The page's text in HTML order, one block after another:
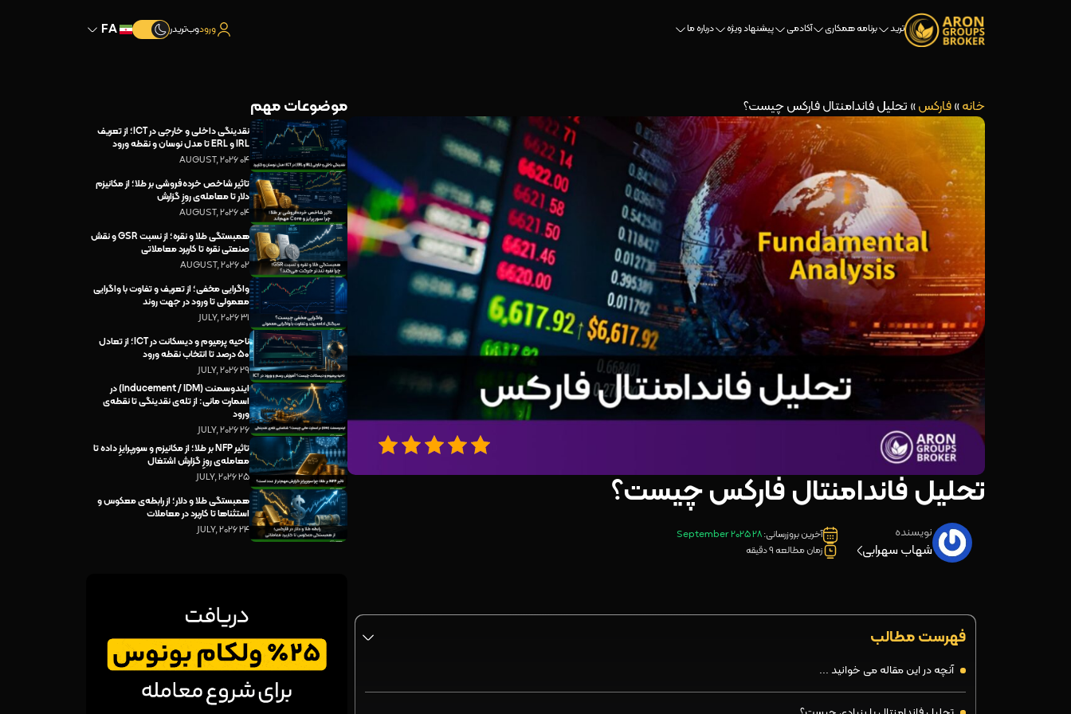
ترید برنامه همکاری آکادمی پیشنهاد ویژه درباره ما ورودوب‌تریدر
خانه»فارکس» تحلیل فاندامنتال فارکس چیست؟
تحلیل فاندامنتال فارکس چیست؟
نویسنده
شهاب سهرابی
آخرین بروزرسانی:28 September 2025
زمان مطالعه 9 دقیقه
فهرست مطالب
آنچه در این مقاله می خوانید ...
موضوعات مهم
نقدینگی داخلی و خارجی در ICT؛ از تعریف
IRL و ERL تا مدل نوسان و نقطه ورود
04 AUGUST, 2026
تاثیر شاخص خرده‌فروشی بر طلا؛ از مکانیزم
دلار تا معامله‌ی روزِ گزارش
04 AUGUST, 2026
همبستگی طلا و نقره؛ از نسبت GSR و نقش
صنعتی نقره تا کاربرد معاملاتی
02 AUGUST, 2026
واگرایی مخفی؛ از تعریف و تفاوت با واگرایی
معمولی تا ورود در جهت روند
31 JULY, 2026
ناحیه پرمیوم و دیسکانت در ICT؛ از تعادل
۵۰ درصد تا انتخاب نقطه ورود
29 JULY, 2026
ایندوسمنت (Inducement / IDM) در
اسمارت مانی: از تله‌ی نقدینگی تا نقطه‌ی
ورود
26 JULY, 2026
تاثیر NFP بر طلا؛ از مکانیزم و سورپرایزِ داده تا
معامله‌ی روزِ گزارش اشتغال
25 JULY, 2026
همبستگی طلا و دلار؛ از رابطه‌ی معکوس و
استثناها تا کاربرد در معاملات
24 JULY, 2026